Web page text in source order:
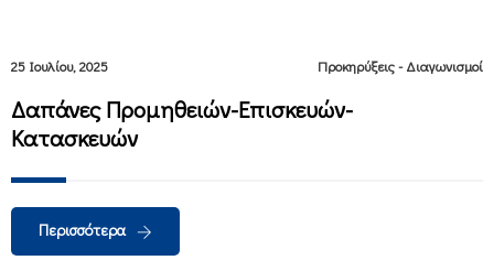
25 Ιουλίου, 2025 Προκηρύξεις - Διαγωνισμοί
Δαπάνες Προμηθειών-Επισκευών-
Κατασκευών
Περισσότερα